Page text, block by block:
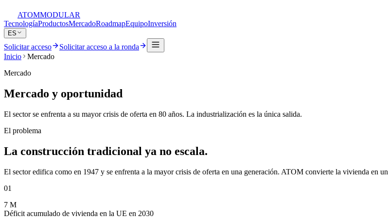
ATOMMODULAR
TecnologíaProductosMercadoRoadmapEquipoInversión
ES
Solicitar acceso
Solicitar acceso a la ronda
Inicio
Mercado
Mercado
Mercado y oportunidad
El sector se enfrenta a su mayor crisis de oferta en 80 años. La industrialización es la única salida.
El problema
La construcción tradicional ya no escala.
El sector edifica como en 1947 y se enfrenta a la mayor crisis de oferta en una generación. ATOM convierte la vivienda en
01
7 M
Déficit acumulado de vivienda en la UE en 2030